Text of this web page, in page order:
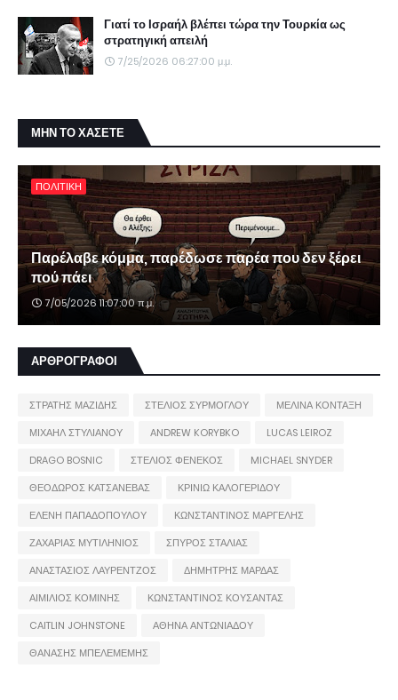
Γιατί το Ισραήλ βλέπει τώρα την Τουρκία ως
στρατηγική απειλή
7/25/2026 06:27:00 μ.μ.
ΜΗΝ ΤΟ ΧΑΣΕΤΕ
ΠΟΛΙΤΙΚΗ
Παρέλαβε κόμμα, παρέδωσε παρέα που δεν ξέρει
πού πάει
7/05/2026 11:07:00 π.μ.
ΑΡΘΡΟΓΡΑΦΟΙ
ΣΤΡΑΤΗΣ ΜΑΖΙΔΗΣ ΣΤΕΛΙΟΣ ΣΥΡΜΟΓΛΟΥ
ΜΕΛΙΝΑ ΚΟΝΤΑΞΗ
ΜΙΧΑΗΛ ΣΤΥΛΙΑΝΟΥ
ANDREW KORYBKO
LUCAS LEIROZ
DRAGO BOSNIC
ΣΤΕΛΙΟΣ ΦΕΝΕΚΟΣ
MICHAEL SNYDER
ΘΕΟΔΩΡΟΣ ΚΑΤΣΑΝΕΒΑΣ
ΚΡΙΝΙΩ ΚΑΛΟΓΕΡΙΔΟΥ
ΕΛΕΝΗ ΠΑΠΑΔΟΠΟΥΛΟΥ
ΚΩΝΣΤΑΝΤΙΝΟΣ ΜΑΡΓΕΛΗΣ
ΖΑΧΑΡΙΑΣ ΜΥΤΙΛΗΝΙΟΣ
ΣΠΥΡΟΣ ΣΤΑΛΙΑΣ
ΑΝΑΣΤΑΣΙΟΣ ΛΑΥΡΕΝΤΖΟΣ
ΔΗΜΗΤΡΗΣ ΜΑΡΔΑΣ
ΑΙΜΙΛΙΟΣ ΚΟΜΙΝΗΣ
ΚΩΝΣΤΑΝΤΙΝΟΣ ΚΟΥΣΑΝΤΑΣ
CAITLIN JOHNSTONE
ΑΘΗΝΑ ΑΝΤΩΝΙΑΔΟΥ
ΘΑΝΑΣΗΣ ΜΠΕΛΕΜΕΜΗΣ